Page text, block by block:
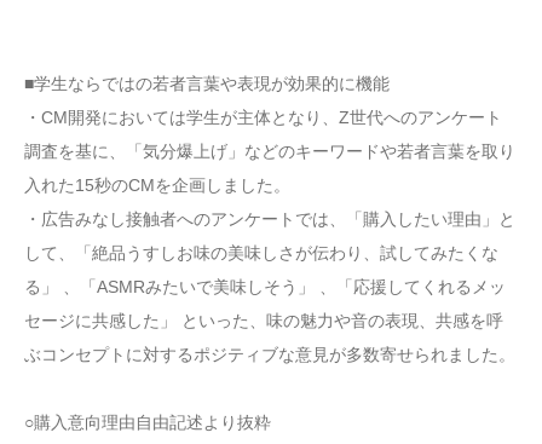
■学生ならではの若者言葉や表現が効果的に機能
・CM開発においては学生が主体となり、Z世代へのアンケート
調査を基に、「気分爆上げ」などのキーワードや若者言葉を取り
入れた15秒のCMを企画しました。
・広告みなし接触者へのアンケートでは、「購入したい理由」と
して、「絶品うすしお味の美味しさが伝わり、試してみたくな
る」 、「ASMRみたいで美味しそう」 、「応援してくれるメッ
セージに共感した」 といった、味の魅力や音の表現、共感を呼
ぶコンセプトに対するポジティブな意見が多数寄せられました。
○購入意向理由自由記述より抜粋